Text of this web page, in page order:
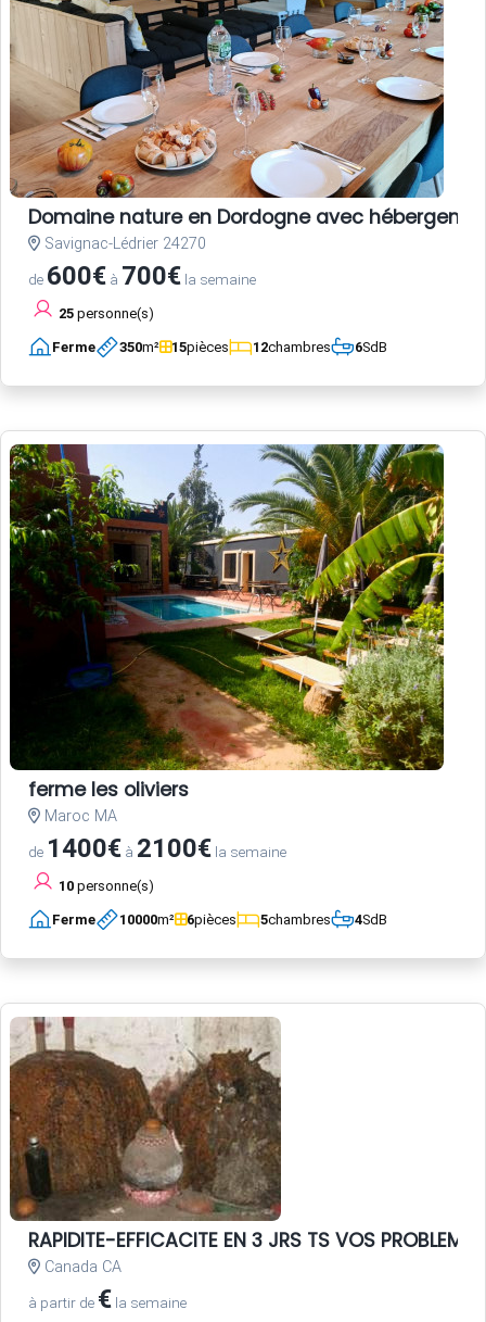
Domaine nature en Dordogne avec
Savignac-Lédrier 24270
de 600€ à 700€ la semaine
25 personne(s)
Ferme 350m² 15pièces 12chambres 6SdB
ferme les oliviers
Maroc MA
de 1400€ à 2100€ la semaine
10 personne(s)
Ferme 10000m² 6pièces 5chambres 4SdB
RAPIDITE-EFFICACITE EN 3 JRS TS VOS
Canada CA
à partir de € la semaine